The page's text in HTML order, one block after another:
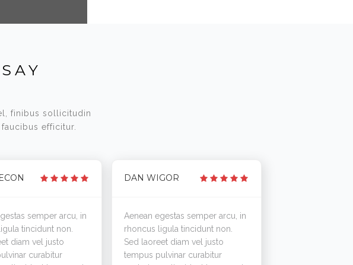
finibus sollicitudin
efficitur.
semper arcu, in
tincidunt non.
diam vel justo
curabitur
DAN WIGOR
Aenean egestas semper arcu, in
rhoncus ligula tincidunt non.
Sed laoreet diam vel justo
tempus pulvinar curabitur